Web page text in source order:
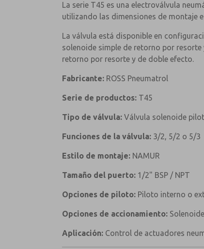
La serie T45 es una electroválvula
utilizando las dimensiones de montaje
La válvula está disponible en
solenoide simple de retorno por
retorno por resorte y de doble efecto.
Fabricante: ROSS Pneumatrol
Serie de productos: T45
Tipo de válvula: Válvula solenoide
Funciones de la válvula: 3/2, 5/2 o 5/3
Estilo de montaje: NAMUR
Tamaño del puerto: 1/2" BSP / NPT
Opciones de piloto: Piloto interno o
Opciones de accionamiento:
Aplicación: Control de actuadores